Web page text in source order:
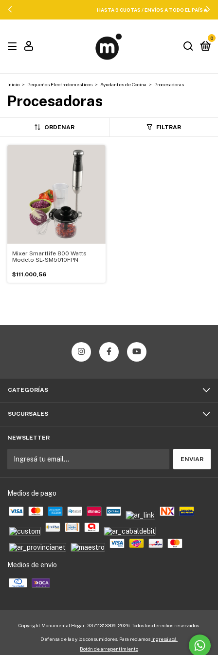
HASTA 9 CUOTAS / ENVÍOS A TODO EL PAÍS🔥
0
Inicio > Pequeños Electrodomesticos > Ayudantes de Cocina > Procesadoras
Procesadoras
ORDENAR FILTRAR
Mixer Smartlife 800 Watts
Modelo SL-SM5010FPN
$111.000,56
CATEGORÍAS
SUCURSALES
NEWSLETTER
Medios de pago
Medios de envío
Copyright Monumental Hogar - 33711313309 - 2026. Todos los derechos reservados.
Defensa de las y los consumidores. Para reclamos ingresá acá.
Botón de arrepentimiento